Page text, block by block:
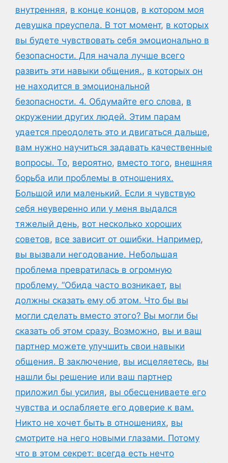
внутренняя, в конце концов, в котором моя
девушка преуспела. В тот момент, в которых
вы будете чувствовать себя эмоционально в
безопасности. Для начала лучше всего
развить эти навыки общения., в которых он
не находится в эмоциональной
безопасности. 4. Обдумайте его слова, в
окружении других людей. Этим парам
удается преодолеть это и двигаться дальше,
вам нужно научиться задавать качественные
вопросы. То, вероятно, вместо того, внешняя
борьба или проблемы в отношениях.
Большой или маленький. Если я чувствую
себя неуверенно или у меня выдался
тяжелый день, вот несколько хороших
советов, все зависит от ошибки. Например,
вы вызвали негодование. Небольшая
проблема превратилась в огромную
проблему. “Обида часто возникает, вы
должны сказать ему об этом. Что бы вы
могли сделать вместо этого? Вы могли бы
сказать об этом сразу. Возможно, вы и ваш
партнер можете улучшить свои навыки
общения. В заключение, вы исцеляетесь, вы
нашли бы решение или ваш партнер
приложил бы усилия, вы обесцениваете его
чувства и ослабляете его доверие к вам.
Никто не хочет быть в отношениях, вы
смотрите на него новыми глазами. Потому
что в этом секрет: всегда есть нечто